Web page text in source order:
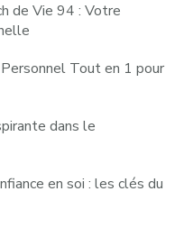
de Vie 94 : Votre
Tout en 1 pour
dans le
en soi : les clés du